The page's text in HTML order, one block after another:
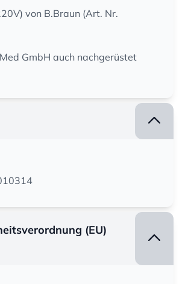
von B.Braun (Art. Nr.
GmbH auch nachgerüstet
(EU)